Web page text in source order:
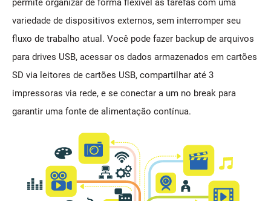
permite organizar de forma flexível as tarefas com uma
variedade de dispositivos externos, sem interromper seu
fluxo de trabalho atual. Você pode fazer backup de arquivos
para drives USB, acessar os dados armazenados em cartões
SD via leitores de cartões USB, compartilhar até 3
impressoras via rede, e se conectar a um no break para
garantir uma fonte de alimentação contínua.